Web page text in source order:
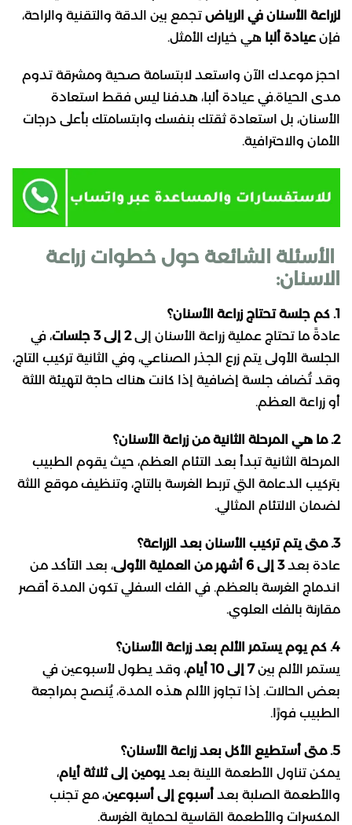
لزراعة الأسنان في الرياض تجمع بين الدقة والتقنية والراحة،
فإن عيادة ألبا هي خيارك الأمثل.
احجز موعدك الآن واستعد لابتسامة صحية ومشرقة تدوم
مدى الحياة.في عيادة ألبا، هدفنا ليس فقط استعادة
الأسنان، بل استعادة ثقتك بنفسك وابتسامتك بأعلى درجات
الأمان والاحترافية.
الأسئلة الشائعة حول خطوات زراعة
الاسنان:
1. كم جلسة تحتاج زراعة الأسنان؟
عادةً ما تحتاج عملية زراعة الأسنان إلى2 إلى 3 جلسات
، في
الجلسة الأولى يتم زرع الجذر الصناعي، وفي الثانية تركيب التاج،
وقد تُضاف جلسة إضافية إذا كانت هناك حاجة لتهيئة اللثة
أو زراعة العظم.
2. ما هي المرحلة الثانية من زراعة الأسنان؟
المرحلة الثانية تبدأ بعد التئام العظم، حيث يقوم الطبيب
بتركيب الدعامة التي تربط الغرسة بالتاج، وتنظيف موقع اللثة
لضمان الالتئام المثالي.
3. متى يتم تركيب الأسنان بعد الزراعة؟
عادة بعد3 إلى 6 أشهر من العملية الأولى
، بعد التأكد من
اندماج الغرسة بالعظم. في الفك السفلي تكون المدة أقصر
مقارنة بالفك العلوي.
4. كم يوم يستمر الألم بعد زراعة الأسنان؟
يستمر الألم بين7 إلى 10 أيام
، وقد يطول لأسبوعين في
بعض الحالات. إذا تجاوز الألم هذه المدة، يُنصح بمراجعة
الطبيب فورًا.
5. متى أستطيع الأكل بعد زراعة الأسنان؟
يمكن تناول الأطعمة اللينة بعد يومين إلى ثلاثة أيام،
والأطعمة الصلبة بعد أسبوع إلى أسبوعين، مع تجنب
المكسرات والأطعمة القاسية لحماية الغرسة.